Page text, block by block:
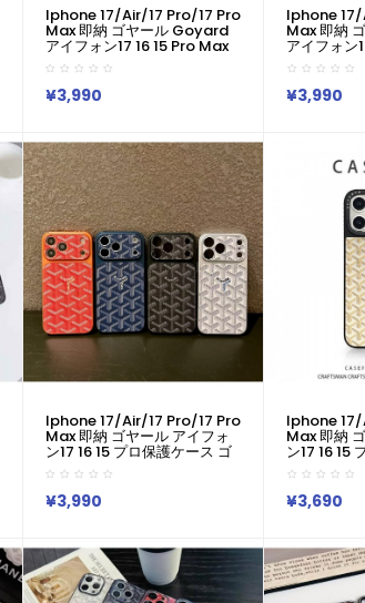
Iphone 17/air/17 Pro/17 Pro
Max 即納 ゴヤール Goyard
アイフォン17 16 15 Pro Max
Airケース Iphone15 Plus Air
17 16 Pro Max 15 14 13 12 17
Pro Max Xs Maxケース ブラ
ンド レディース男性女性 人気
ゴヤール Goyard アイフォン
17 15 16 Proカバー
¥3,990
Iphone
Max 即納
アイフォン
ケース ゴ
ックスライ
Goyard ア
14 13 Pro
ブランド
Iphone 17
¥3,990
Iphone 17/air/17 Pro/17 Pro
Max 即納 ゴヤール アイフォ
ン17 16 15 プロ保護ケース ゴ
ヤール クラシック Y 柄スマホ
ケース Goyard アイホン 17
Air 16 15 14 13 Pro アイフォー
ン13 14 15 Pro Max Iphone17
Iphone Air 17e 16 15 12 13
Pro Max 14 ブランド
GoyardスマホケースIphone
17 16 15 ケース
¥3,990
Iphone
Max 即納
ン17 16 15
ヤール グラ
ドシェブロ
ス Goyard
15 14 13
16 Plus ケ
Iphone Air
Pro Max
スマホケー
¥3,690